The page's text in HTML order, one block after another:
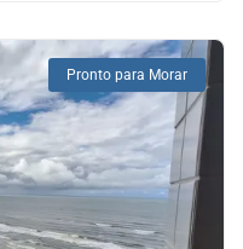
Pronto para Morar